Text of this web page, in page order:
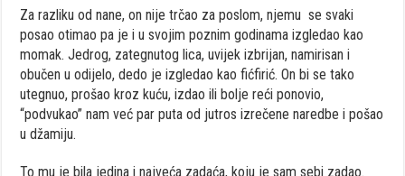
Za razliku od nane, on nije trčao za poslom, njemu se svaki
posao otimao pa je i u svojim poznim godinama izgledao kao
momak. Jedrog, zategnutog lica, uvijek izbrijan, namirisan i
obučen u odijelo, dedo je izgledao kao fićfirić. On bi se tako
utegnuo, prošao kroz kuću, izdao ili bolje reći ponovio,
“podvukao” nam već par puta od jutros izrečene naredbe i pošao
u džamiju.
To mu je bila jedina i najveća zadaća, koju je sam sebi zadao.